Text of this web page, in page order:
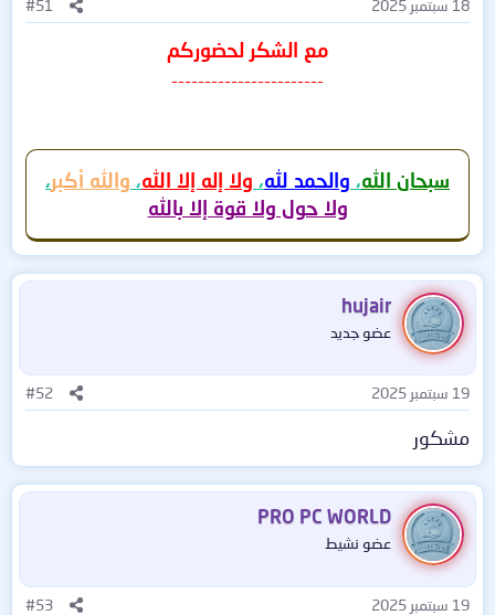
18 سبتمبر 2025 #51
مع الشكر لحضوركم
-----------------------
سبحان الله، والحمد لله، ولا إله إلا الله، والله أكبر،
ولا حول ولا قوة إلا بالله
hujair
عضو جديد
19 سبتمبر 2025 #52
مشكور
PRO PC WORLD
عضو نشيط
19 سبتمبر 2025 #53